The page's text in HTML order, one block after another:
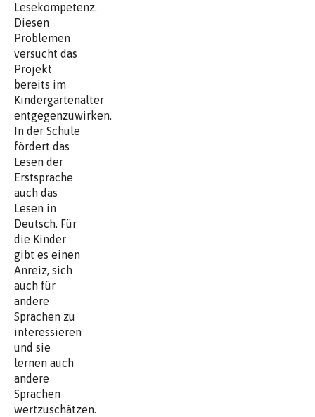
Lesekompetenz.
Diesen
Problemen
versucht das
Projekt
bereits im
Kindergartenalter
entgegenzuwirken.
In der Schule
fördert das
Lesen der
Erstsprache
auch das
Lesen in
Deutsch. Für
die Kinder
gibt es einen
Anreiz, sich
auch für
andere
Sprachen zu
interessieren
und sie
lernen auch
andere
Sprachen
wertzuschätzen.